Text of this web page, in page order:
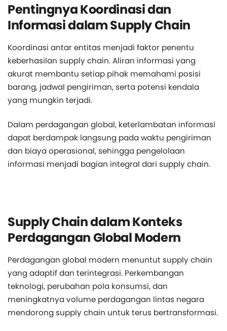
Pentingnya Koordinasi dan
Informasi dalam Supply Chain
Koordinasi antar entitas menjadi faktor penentu
keberhasilan supply chain. Aliran informasi yang
akurat membantu setiap pihak memahami posisi
barang, jadwal pengiriman, serta potensi kendala
yang mungkin terjadi.
Dalam perdagangan global, keterlambatan informasi
dapat berdampak langsung pada waktu pengiriman
dan biaya operasional, sehingga pengelolaan
informasi menjadi bagian integral dari supply chain.
Supply Chain dalam Konteks
Perdagangan Global Modern
Perdagangan global modern menuntut supply chain
yang adaptif dan terintegrasi. Perkembangan
teknologi, perubahan pola konsumsi, dan
meningkatnya volume perdagangan lintas negara
mendorong supply chain untuk terus bertransformasi.